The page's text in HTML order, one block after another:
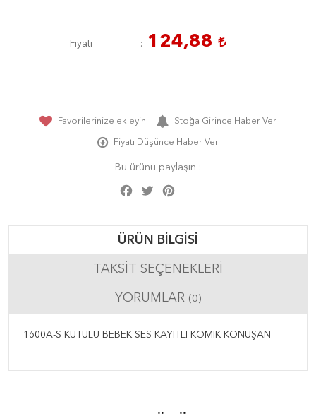
Fiyatı 124,88
Favorilerinize ekleyin Stoğa Girince Haber Ver
Fiyatı Düşünce Haber Ver
Bu ürünü paylaşın :
Facebook
Twitter
ÜRÜN BILGISI
TAKSIT SEÇENEKLERI
YORUMLAR (0)
1600A-S KUTULU BEBEK SES KAYITLI KOMİK KONUŞAN